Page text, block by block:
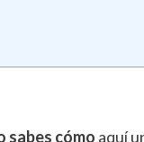
sabes cómo aquí